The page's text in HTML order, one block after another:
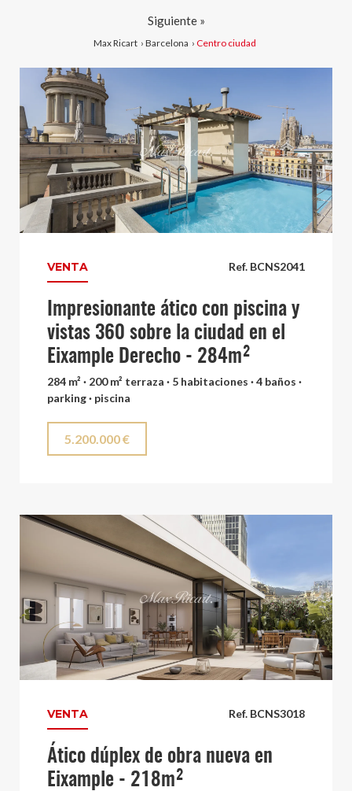
Max Ricart › Barcelona › Centro ciudad
Siguiente »
Ref. BCNS2041
VENTA
Impresionante ático con piscina y
vistas 360 sobre la ciudad en el
Eixample Derecho - 284m²
284 m² · 200 m² terraza · 5 habitaciones · 4 baños ·
parking · piscina
5.200.000 €
Ref. BCNS3018
VENTA
Ático dúplex de obra nueva en
Eixample - 218m²